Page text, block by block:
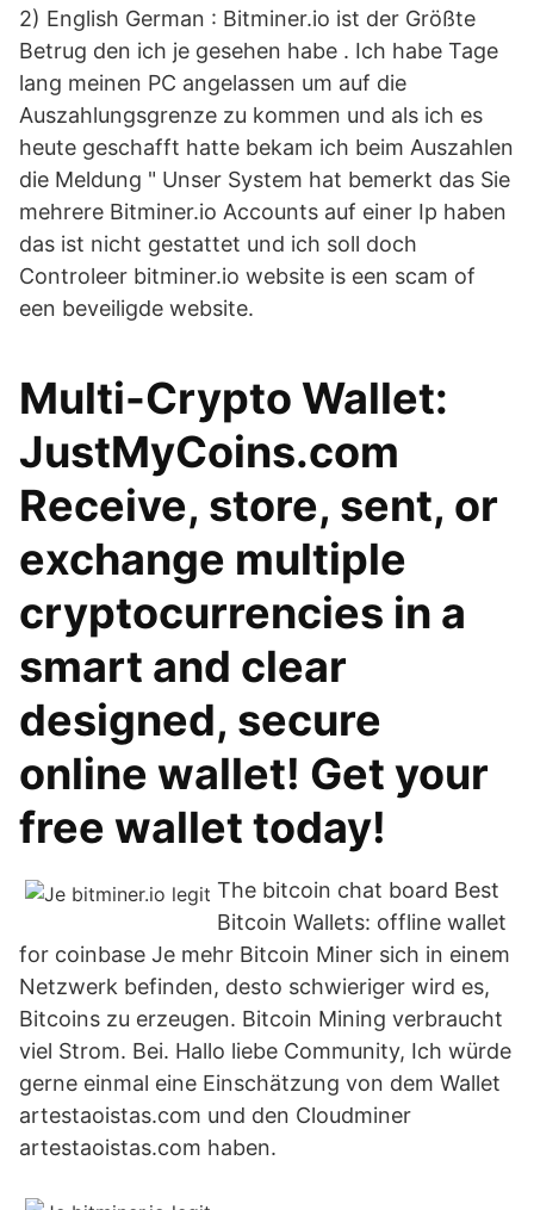
2) English German : Bitminer.io ist der Größte
Betrug den ich je gesehen habe . Ich habe Tage
lang meinen PC angelassen um auf die
Auszahlungsgrenze zu kommen und als ich es
heute geschafft hatte bekam ich beim Auszahlen
die Meldung " Unser System hat bemerkt das Sie
mehrere Bitminer.io Accounts auf einer Ip haben
das ist nicht gestattet und ich soll doch
Controleer bitminer.io website is een scam of
een beveiligde website.
Multi-Crypto Wallet:
JustMyCoins.com
Receive, store, sent, or
exchange multiple
cryptocurrencies in a
smart and clear
designed, secure
online wallet! Get your
free wallet today!
The bitcoin chat board Best
Bitcoin Wallets: offline wallet
for coinbase Je mehr Bitcoin Miner sich in einem
Netzwerk befinden, desto schwieriger wird es,
Bitcoins zu erzeugen. Bitcoin Mining verbraucht
viel Strom. Bei. Hallo liebe Community, Ich würde
gerne einmal eine Einschätzung von dem Wallet
artestaoistas.com und den Cloudminer
artestaoistas.com haben.